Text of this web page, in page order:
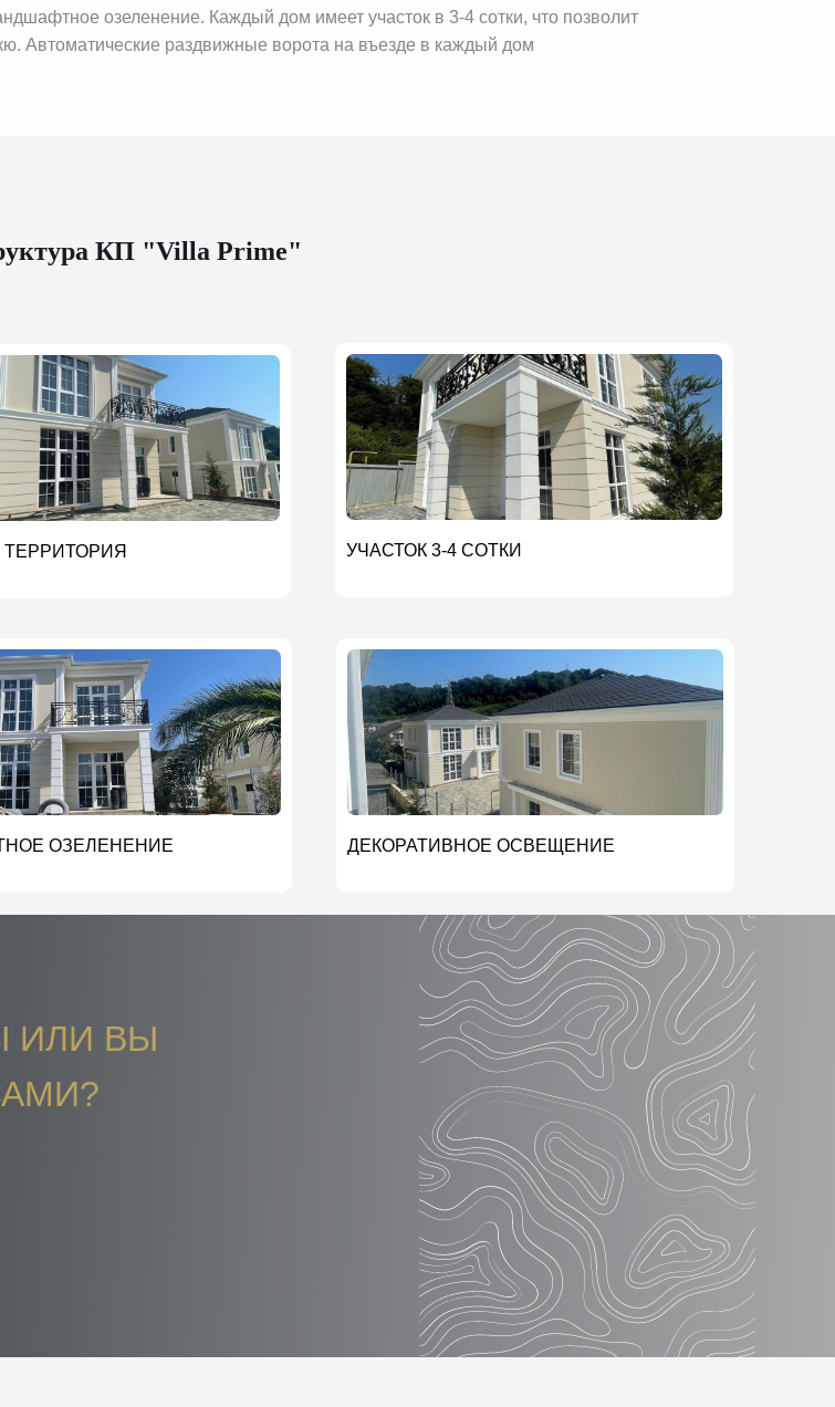
озеленение. Каждый дом имеет участок в 3-4 сотки, что позволит
Автоматические раздвижные ворота на въезде в каждый дом
КП "Villa Prime"
УЧАСТОК 3-4 СОТКИ
ОЗЕЛЕНЕНИЕ ДЕКОРАТИВНОЕ ОСВЕЩЕНИЕ
ИЛИ ВЫ